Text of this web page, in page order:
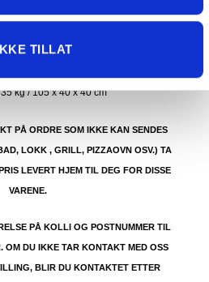
TILLAT
OVER 1500 KR SOM KAN SENDES
35 kg / 105 x 40 x 40 cm
PÅ ORDRE SOM IKKE KAN SENDES
LOKK , GRILL, PIZZAOVN OSV.) TA
LEVERT HJEM TIL DEG FOR DISSE
VARENE.
PÅ KOLLI OG POSTNUMMER TIL
OM DU IKKE TAR KONTAKT MED OSS
BLIR DU KONTAKTET ETTER